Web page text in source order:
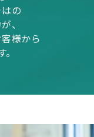
の
、
様から